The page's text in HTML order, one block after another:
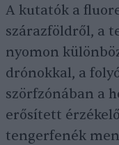
A kutatók a
szárazföldről, a
nyomon
drónokkal, a
szörfzónában a
erősített
tengerfenék